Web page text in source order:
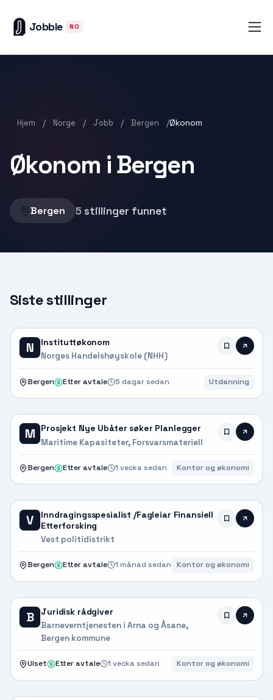
Jobble NO
Hjem / Norge / Jobb / Bergen /Økonom
Økonom i Bergen
Bergen 5stillinger funnet
Siste stillinger
N Instituttøkonom
Norges Handelshøyskole (NHH)
Bergen Etter avtale 5 dagar sedan Utdanning
M Prosjekt Nye Ubåter søker Planlegger
Maritime Kapasiteter, Forsvarsmateriell
Bergen Etter avtale 1 vecka sedan Kontor og økonomi
V
Inndragingsspesialist /Fagleiar Finansiell
Etterforsking
Vest politidistrikt
Bergen Etter avtale 1 månad sedan Kontor og økonomi
B Juridisk rådgiver
Barneverntjenesten i Arna og Åsane,
Bergen kommune
Ulset Etter avtale 1 vecka sedan Kontor og økonomi